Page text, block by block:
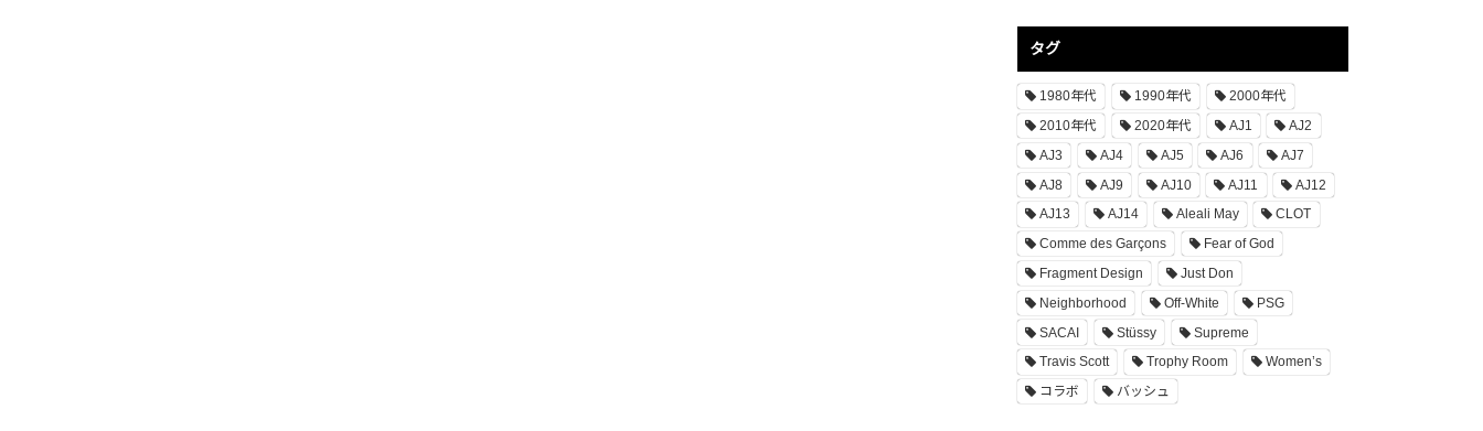
タグ
1980年代 1990年代
2000年代
2010年代
2020年代 AJ1
AJ2
AJ3
AJ4 AJ5 AJ6
AJ7
AJ8
AJ9 AJ10 AJ11
AJ12
AJ13
AJ14 Aleali May
CLOT
Comme des Garçons
Fear of God
Fragment Design
Just Don
Neighborhood
Off-White
PSG
SACAI
Stüssy
Supreme
Travis Scott
Trophy Room
Women’s
コラボ
バッシュ